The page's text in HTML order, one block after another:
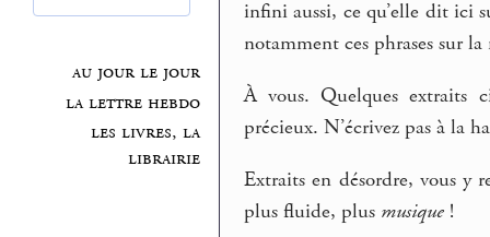
au jour le jour
la lettre hebdo
les livres, la
librairie
infini aussi, ce qu’elle dit ici
notamment ces phrases sur
À vous. Quelques extraits
précieux. N’écrivez pas à la
Extraits en désordre, vous y
plus fluide, plus musique !